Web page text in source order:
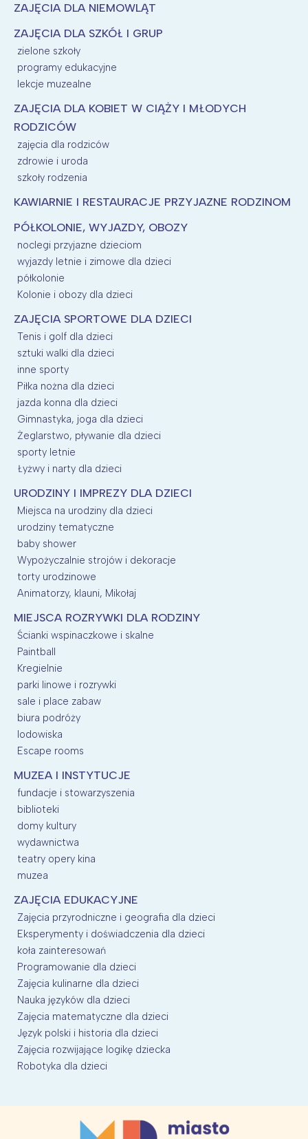
ZAJĘCIA DLA NIEMOWLĄT
ZAJĘCIA DLA SZKÓŁ I GRUP
zielone szkoły
programy edukacyjne
lekcje muzealne
ZAJĘCIA DLA KOBIET W CIĄŻY I MŁODYCH
RODZICÓW
zajęcia dla rodziców
zdrowie i uroda
szkoły rodzenia
KAWIARNIE I RESTAURACJE PRZYJAZNE RODZINOM
PÓŁKOLONIE, WYJAZDY, OBOZY
noclegi przyjazne dzieciom
wyjazdy letnie i zimowe dla dzieci
półkolonie
Kolonie i obozy dla dzieci
ZAJĘCIA SPORTOWE DLA DZIECI
Tenis i golf dla dzieci
sztuki walki dla dzieci
inne sporty
Piłka nożna dla dzieci
jazda konna dla dzieci
Gimnastyka, joga dla dzieci
Żeglarstwo, pływanie dla dzieci
sporty letnie
Łyżwy i narty dla dzieci
URODZINY I IMPREZY DLA DZIECI
Miejsca na urodziny dla dzieci
urodziny tematyczne
baby shower
Wypożyczalnie strojów i dekoracje
torty urodzinowe
Animatorzy, klauni, Mikołaj
MIEJSCA ROZRYWKI DLA RODZINY
Ścianki wspinaczkowe i skalne
Paintball
Kregielnie
parki linowe i rozrywki
sale i place zabaw
biura podróży
lodowiska
Escape rooms
MUZEA I INSTYTUCJE
fundacje i stowarzyszenia
biblioteki
domy kultury
wydawnictwa
teatry opery kina
muzea
ZAJĘCIA EDUKACYJNE
Zajęcia przyrodniczne i geografia dla dzieci
Eksperymenty i doświadczenia dla dzieci
koła zainteresowań
Programowanie dla dzieci
Zajęcia kulinarne dla dzieci
Nauka języków dla dzieci
Zajęcia matematyczne dla dzieci
Język polski i historia dla dzieci
Zajęcia rozwijające logikę dziecka
Robotyka dla dzieci